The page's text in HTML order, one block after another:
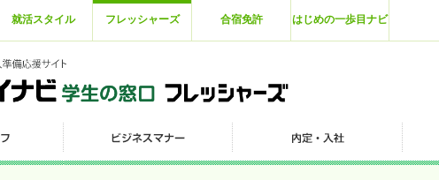
就活スタイル フレッシャーズ 合宿免許 はじめの一歩目ナビ